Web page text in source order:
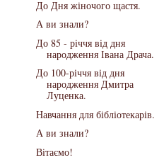
До Дня жіночого щастя.
А ви знали?
До 85 - річчя від дня
народження Івана Драча.
До 100-річчя від дня
народження Дмитра
Луценка.
Навчання для бібліотекарів.
А ви знали?
Вітаємо!